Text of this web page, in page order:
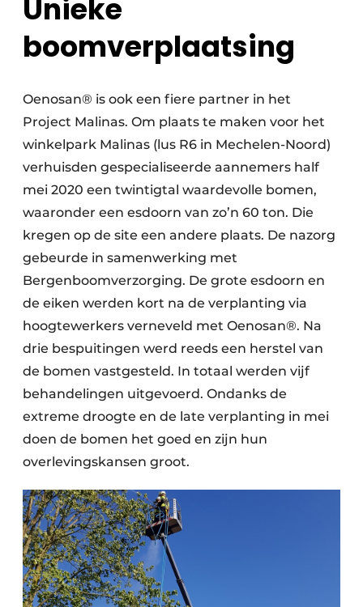
Unieke
boomverplaatsing
Oenosan® is ook een fiere partner in het
Project Malinas. Om plaats te maken voor het
winkelpark Malinas (lus R6 in Mechelen-Noord)
verhuisden gespecialiseerde aannemers half
mei 2020 een twintigtal waardevolle bomen,
waaronder een esdoorn van zo’n 60 ton. Die
kregen op de site een andere plaats. De nazorg
gebeurde in samenwerking met
Bergenboomverzorging. De grote esdoorn en
de eiken werden kort na de verplanting via
hoogtewerkers verneveld met Oenosan®. Na
drie bespuitingen werd reeds een herstel van
de bomen vastgesteld. In totaal werden vijf
behandelingen uitgevoerd. Ondanks de
extreme droogte en de late verplanting in mei
doen de bomen het goed en zijn hun
overlevingskansen groot.